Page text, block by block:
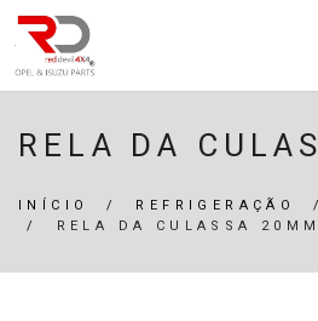
RELA DA
INÍCIO / REFRIGERAÇÃO
/
RELA DA CULASSA 20MM